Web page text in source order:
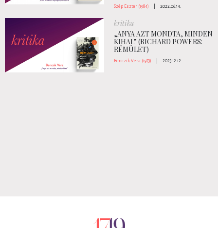
Szép Eszter (1984) 2022.06.14.
kritika
„ANYA AZT MONDTA, MINDEN
KIHAL” (RICHARD POWERS:
RÉMÜLET)
Benczik Vera (1973) 2023.12.12.